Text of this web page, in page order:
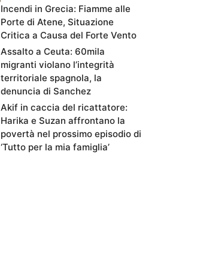
Incendi in Grecia: Fiamme alle
Porte di Atene, Situazione
Critica a Causa del Forte Vento
Assalto a Ceuta: 60mila
migranti violano l’integrità
territoriale spagnola, la
denuncia di Sanchez
Akif in caccia del ricattatore:
Harika e Suzan affrontano la
povertà nel prossimo episodio di
‘Tutto per la mia famiglia’